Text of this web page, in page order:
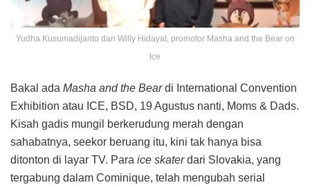
Yudha Kusumadijanto dan Willy Hidayat, promotor Masha and the Bear on
Ice
Bakal ada Masha and the Beardi International Convention
Exhibition atau ICE, BSD, 19 Agustus nanti, Moms & Dads.
Kisah gadis mungil berkerudung merah dengan
sahabatnya, seekor beruang itu, kini tak hanya bisa
ditonton di layar TV. Para ice skaterdari Slovakia, yang
tergabung dalam Cominique, telah mengubah serial